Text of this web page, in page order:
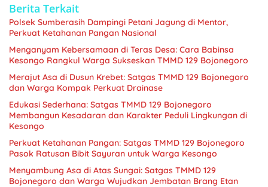
Berita Terkait
Polsek Sumberasih Dampingi Petani Jagung di Mentor,
Perkuat Ketahanan Pangan Nasional
Menganyam Kebersamaan di Teras Desa: Cara Babinsa
Kesongo Rangkul Warga Sukseskan TMMD 129 Bojonegoro
Merajut Asa di Dusun Krebet: Satgas TMMD 129 Bojonegoro
dan Warga Kompak Perkuat Drainase
Edukasi Sederhana: Satgas TMMD 129 Bojonegoro
Membangun Kesadaran dan Karakter Peduli Lingkungan di
Kesongo
Perkuat Ketahanan Pangan: Satgas TMMD 129 Bojonegoro
Pasok Ratusan Bibit Sayuran untuk Warga Kesongo
Menyambung Asa di Atas Sungai: Satgas TMMD 129
Bojonegoro dan Warga Wujudkan Jembatan Brang Etan